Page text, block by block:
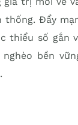
Đẩy
thiểu số
bền